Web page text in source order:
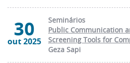
30
out 2025
Seminários
Public Communication
Screening Tools for
Geza Sapi